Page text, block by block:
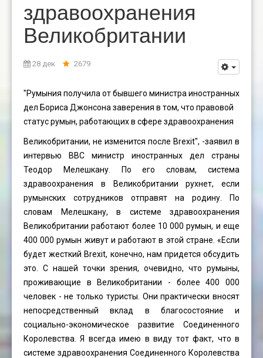
здравоохранения
Великобритании
28 дек 2679
"Румыния получила от бывшего министра иностранных
дел Бориса Джонсона заверения в том, что правовой
статус румын, работающих в сфере здравоохранения
Великобритании, не изменится после Brexit", -заявил в
интервью BBC министр иностранных дел страны
Теодор Мелешкану. По его словам, система
здравоохранения в Великобритании рухнет, если
румынских сотрудников отправят на родину. По
словам Мелешкану, в системе здравоохранения
Великобритании работают более 10 000 румын, и еще
400 000 румын живут и работают в этой стране. «Если
будет жесткий Brexit, конечно, нам придется обсудить
это. С нашей точки зрения, очевидно, что румыны,
проживающие в Великобритании - более 400 000
человек - не только туристы. Они практически вносят
непосредственный вклад в благосостояние и
социально-экономическое развитие Соединенного
Королевства. Я всегда имею в виду тот факт, что в
системе здравоохранения Соединенного Королевства